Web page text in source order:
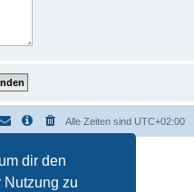
dir den
Nutzung zu
Alle Zeiten sind UTC+02:00
© phpBB Limited
durch